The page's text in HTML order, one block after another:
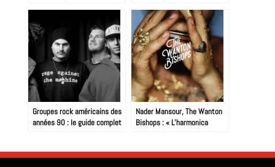
Groupes rock américains des
années 90 : le guide complet
Nader Mansour, The Wanton
Bishops : « L’harmonica